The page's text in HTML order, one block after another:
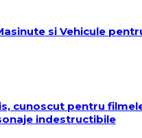
si Vehicule
cunoscut pentru
indestructibile